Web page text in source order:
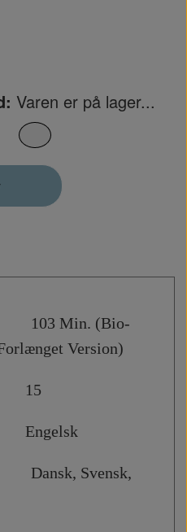
Varen er på lager...
Min. (Bio-
Version)
Svensk,